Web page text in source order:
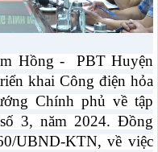
Hồng - PBT Huyện
khai Công điện hỏa
Chính phủ về tập
3, năm 2024. Đồng
UBND-KTN, về việc